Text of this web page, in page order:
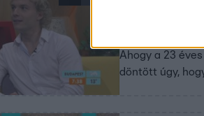
Viccnek
Ahogy a 23
döntött úgy,